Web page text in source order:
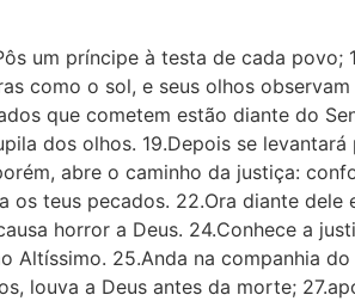
um príncipe à testa de cada povo;
como o sol, e seus olhos
que cometem estão diante do
dos olhos. 19.Depois se
abre o caminho da justiça:
teus pecados. 22.Ora diante dele
horror a Deus. 24.Conhece a
Altíssimo. 25.Anda na companhia
louva a Deus antes da morte;